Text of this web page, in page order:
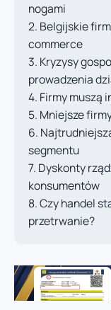
nogami
Belgijskie
commerce
Kryzysy
prowadzenia
Firmy muszą
Mniejsze
segmentu
Dyskonty
konsumentów
Czy handel
przetrwanie?